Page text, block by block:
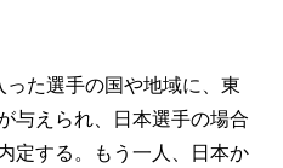
た選手の国や地域に、東
与えられ、日本選手の場合
定する。もう一人、日本か